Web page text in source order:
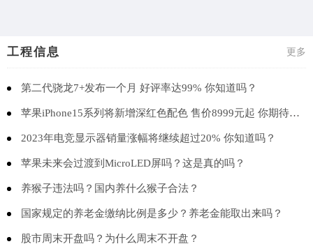
工程信息 更多
第二代骁龙7+发布一个月 好评率达99% 你知道吗？
苹果iPhone15系列将新增深红色配色 售价8999元起 你期待吗？
2023年电竞显示器销量涨幅将继续超过20% 你知道吗？
苹果未来会过渡到MicroLED屏吗？这是真的吗？
养猴子违法吗？国内养什么猴子合法？
国家规定的养老金缴纳比例是多少？养老金能取出来吗？
股市周末开盘吗？为什么周末不开盘？